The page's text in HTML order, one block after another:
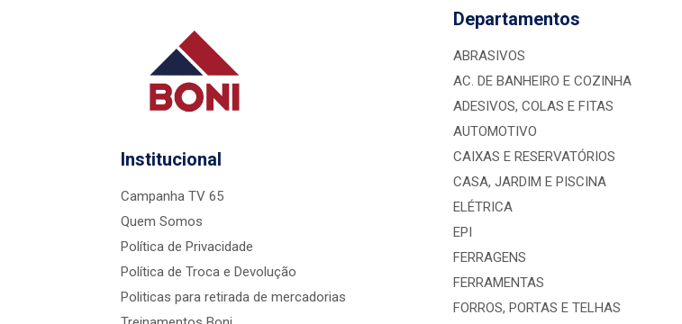
Institucional
Campanha TV 65
Quem Somos
Política de Privacidade
Política de Troca e Devolução
Politicas para retirada de mercadorias
Departamentos
ABRASIVOS
AC. DE BANHEIRO E COZINHA
ADESIVOS, COLAS E FITAS
AUTOMOTIVO
CAIXAS E RESERVATÓRIOS
CASA, JARDIM E PISCINA
ELÉTRICA
EPI
FERRAGENS
FERRAMENTAS
FORROS, PORTAS E TELHAS